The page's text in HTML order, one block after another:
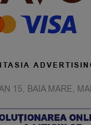
15, BAIA MARE,